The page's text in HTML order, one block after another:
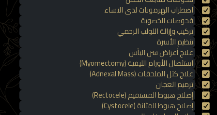
اضطراب الهرمونات لدى النساء
فحوصات الخصوبة
تركيب وإزالة اللولب الرحمي
تنظيم الأسرة
علاج أعراض سن اليأس
استئصال الأورام الليفية (Myomectomy)
علاج كتل الملحقات (Adnexal Mass)
ترميم العجان
إصلاح هبوط المستقيم (Rectocele)
إصلاح هبوط المثانة (Cystocele)